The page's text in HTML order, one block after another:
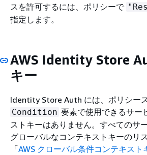
スを許可するには、ポリシーで
指定します。
AWS Identity Store
キー
Identity Store Auth には、ポリシー
Condition 要素で使用できるサー
ストキーはありません。すべてのサ
グローバルなコンテキストキーのリ
「AWS クローバル条件コンテキスト